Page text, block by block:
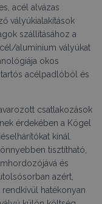
acél alvázas
vályúkialakítások
szállításához a
alumínium vályúkat
okos
acélpadlóból és
csatlakozások
érdekében a Kögel
kínál.
tisztítható,
és
azért,
hatékonyan